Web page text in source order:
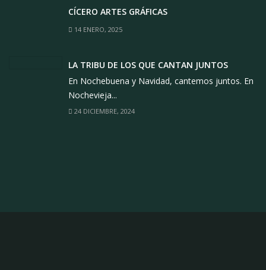
CÍCERO ARTES GRÁFICAS
14 ENERO, 2025
LA TRIBU DE LOS QUE CANTAN JUNTOS
En Nochebuena y Navidad, cantemos juntos. En
Nochevieja...
24 DICIEMBRE, 2024